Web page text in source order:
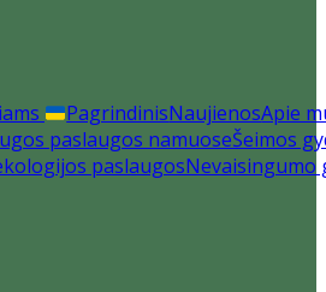
PagrindinisNaujienosApie
paslaugos namuoseŠeimos
paslaugosNevaisingumo